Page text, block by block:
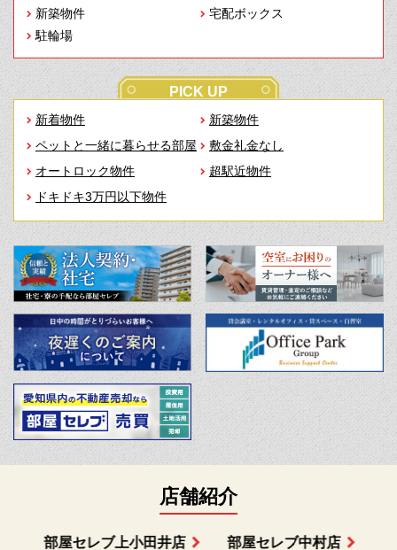
新築物件
宅配ボックス
駐輪場
PICK UP
新着物件
新築物件
ペットと一緒に暮らせる部屋
敷金礼金なし
オートロック物件
超駅近物件
ドキドキ3万円以下物件
店舗紹介
部屋セレブ上小田井店 部屋セレブ中村店